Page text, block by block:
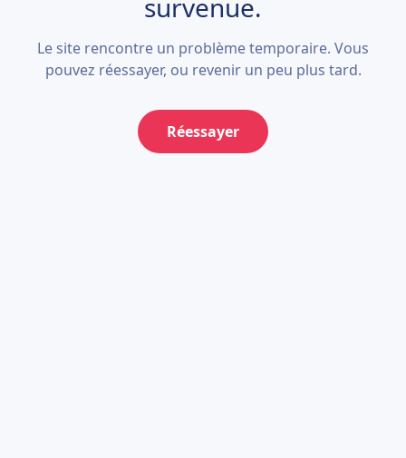
survenue.
Le site rencontre un problème temporaire. Vous
pouvez réessayer, ou revenir un peu plus tard.
Réessayer